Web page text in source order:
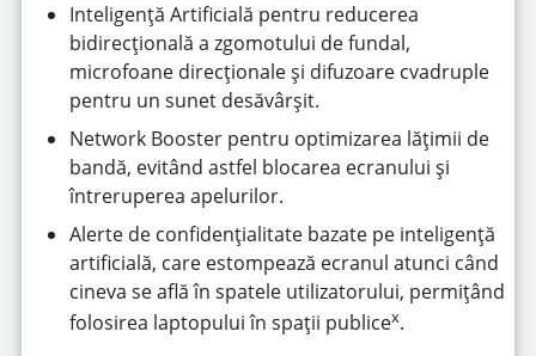
Inteligență Artificială pentru reducerea
bidirecțională a zgomotului de fundal,
microfoane direcționale și difuzoare cvadruple
pentru un sunet desăvârșit.
Network Booster pentru optimizarea lățimii de
bandă, evitând astfel blocarea ecranului și
întreruperea apelurilor.
Alerte de confidențialitate bazate pe inteligență
artificială, care estompează ecranul atunci când
cineva se află în spatele utilizatorului, permițând
folosirea laptopului în spații publicex.